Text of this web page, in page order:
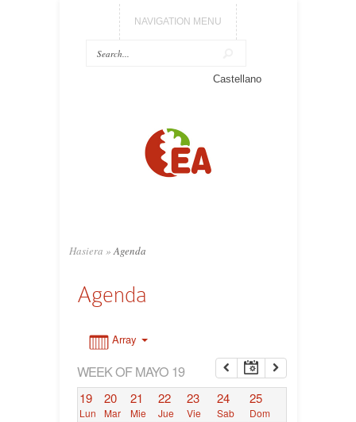
NAVIGATION MENU
Castellano
Hasiera » Agenda
Agenda
Array
WEEK OF MAYO 19
19
Lun
20
Mar
21
Mie
22
Jue
23
Vie
24
Sab
25
Dom
7:00